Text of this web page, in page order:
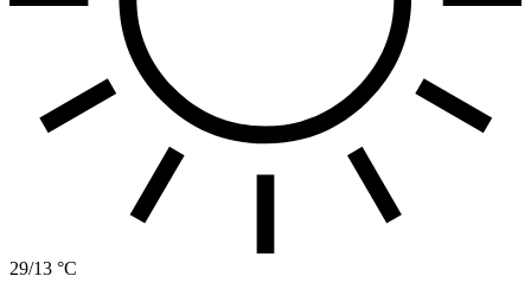
29/13 °C